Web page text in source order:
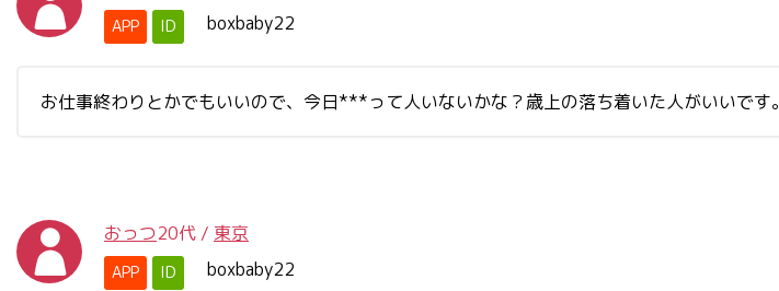
APP ID boxbaby22
お仕事終わりとかでもいいので、今日***って人いないかな？歳上の落ち着いた人がいいです。
おっつ20代 / 東京
APP ID boxbaby22